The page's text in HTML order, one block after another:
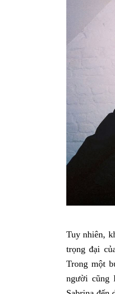
Tuy nhiên,
trọng đại
Trong một
người cũng